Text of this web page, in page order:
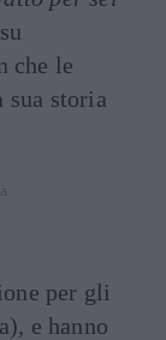
che le
sua storia
per gli
e hanno